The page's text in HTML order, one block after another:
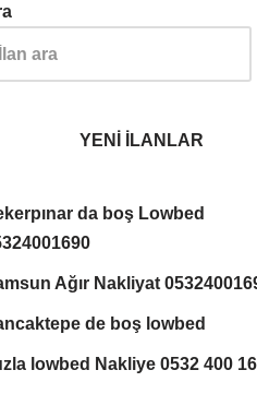
YENİ İLANLAR
da boş Lowbed
Ağır Nakliyat
de boş lowbed
lowbed Nakliye 0532 400